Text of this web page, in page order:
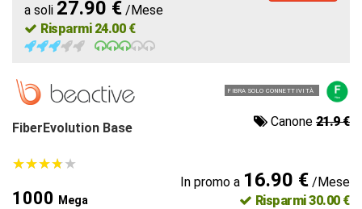
a soli 27.90 € /Mese
Risparmi 24.00 €
FIBRA SOLO CONNETTIVITÀ
FiberEvolution Base Canone 21.9 €
★★★★★
★★★★★
1000 Mega
In promo a 16.90 €/Mese
Risparmi 30.00 €